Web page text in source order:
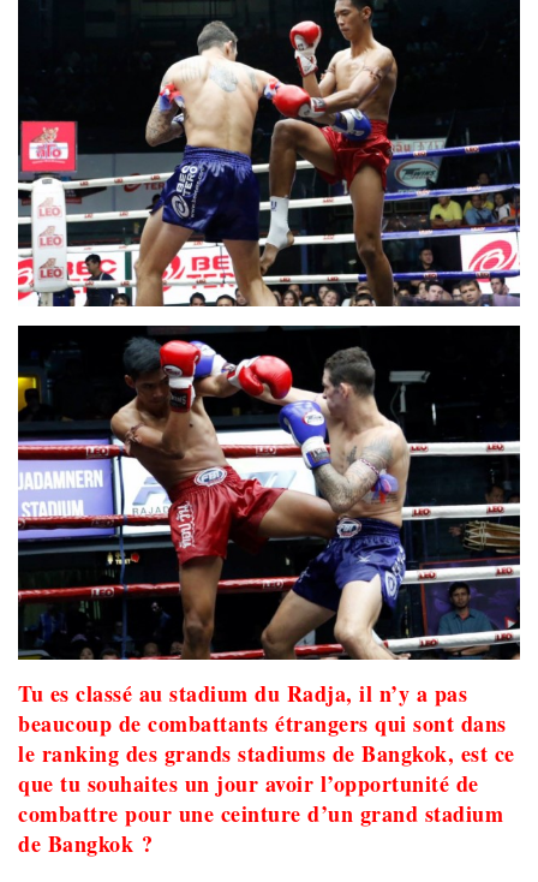
Tu es classé au stadium du Radja, il n’y a pas
beaucoup de combattants étrangers qui sont dans
le ranking des grands stadiums de Bangkok, est ce
que tu souhaites un jour avoir l’opportunité de
combattre pour une ceinture d’un grand stadium
de Bangkok ?